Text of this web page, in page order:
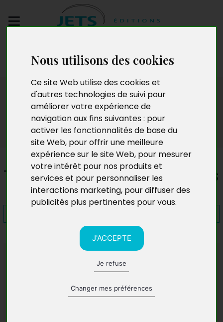
Nous utilisons des cookies
Ce site Web utilise des cookies et
d'autres technologies de suivi pour
améliorer votre expérience de
navigation aux fins suivantes : pour
activer les fonctionnalités de base du
site Web, pour offrir une meilleure
expérience sur le site Web, pour mesurer
votre intérêt pour nos produits et
services et pour personnaliser les
interactions marketing, pour diffuser des
publicités plus pertinentes pour vous.
J'ACCEPTE
Je refuse
Changer mes préférences
manuscrit
Presse
Traversée sur le dos des alizés
A lire également